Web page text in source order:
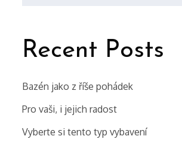
Recent Posts
Bazén jako z říše pohádek
Pro vaši, i jejich radost
Vyberte si tento typ vybavení